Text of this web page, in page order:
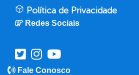
Política de Privacidade
Redes Sociais
Fale Conosco